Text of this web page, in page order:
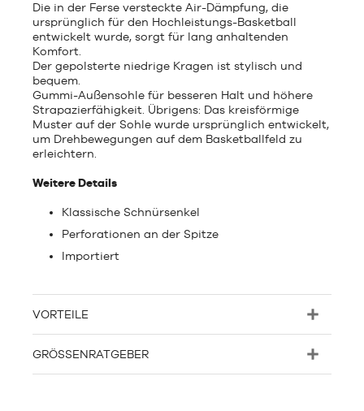
Die in der Ferse versteckte Air-Dämpfung, die
ursprünglich für den Hochleistungs-Basketball
entwickelt wurde, sorgt für lang anhaltenden
Komfort.
Der gepolsterte niedrige Kragen ist stylisch und
bequem.
Gummi-Außensohle für besseren Halt und höhere
Strapazierfähigkeit. Übrigens: Das kreisförmige
Muster auf der Sohle wurde ursprünglich entwickelt,
um Drehbewegungen auf dem Basketballfeld zu
erleichtern.
Weitere Details
Klassische Schnürsenkel
Perforationen an der Spitze
Importiert
VORTEILE
GRÖSSENRATGEBER